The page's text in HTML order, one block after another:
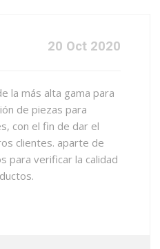
20 Oct 2020
la más alta gama para
de piezas para
con el fin de dar el
clientes. aparte de
para verificar la calidad